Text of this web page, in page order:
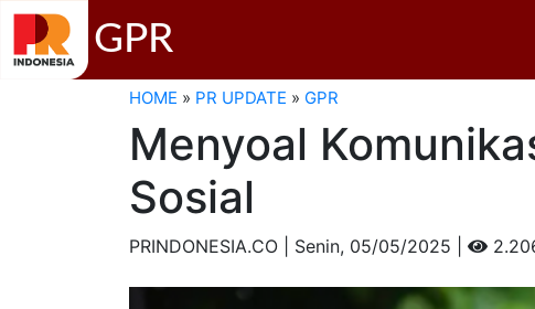
GPR
HOME » PR UPDATE » GPR
Menyoal
Sosial
PRINDONESIA.CO | Senin, 05/05/2025 |